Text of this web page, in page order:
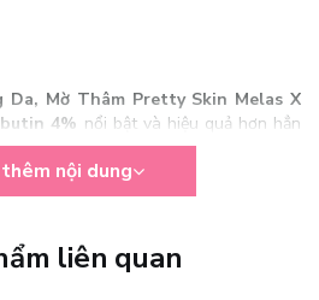
Mờ Thâm Pretty Skin Melas X
4% nổi bật và hiệu quả hơn hẳn
khác trên thị trường bởi bảng thành
trị nám chuyên sâu như:
dụng làm sáng sắc tố da và giảm
vời này kết hợp với nhau, da sẽ có
nội dung
liên quan